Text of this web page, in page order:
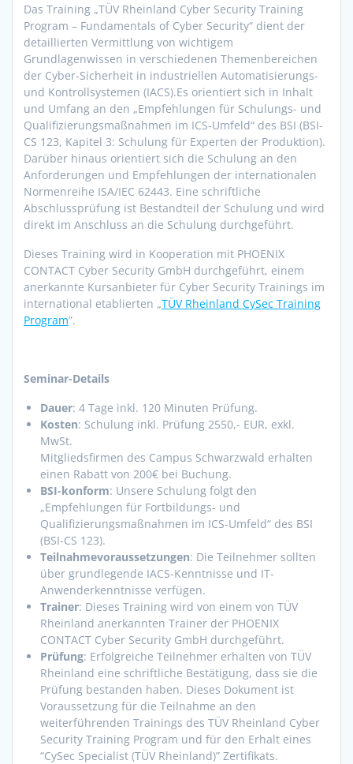
Das Training „TÜV Rheinland Cyber Security Training
Program – Fundamentals of Cyber Security“ dient der
detaillierten Vermittlung von wichtigem
Grundlagenwissen in verschiedenen Themenbereichen
der Cyber-Sicherheit in industriellen Automatisierungs-
und Kontrollsystemen (IACS).Es orientiert sich in Inhalt
und Umfang an den „Empfehlungen für Schulungs- und
Qualifizierungsmaßnahmen im ICS-Umfeld“ des BSI (BSI-
CS 123, Kapitel 3: Schulung für Experten der Produktion).
Darüber hinaus orientiert sich die Schulung an den
Anforderungen und Empfehlungen der internationalen
Normenreihe ISA/IEC 62443. Eine schriftliche
Abschlussprüfung ist Bestandteil der Schulung und wird
direkt im Anschluss an die Schulung durchgeführt.
Dieses Training wird in Kooperation mit PHOENIX
CONTACT Cyber Security GmbH durchgeführt, einem
anerkannte Kursanbieter für Cyber Security Trainings im
international etablierten „TÜV Rheinland CySec Training
Program”.
Seminar-Details
Dauer: 4 Tage inkl. 120 Minuten Prüfung.
Kosten: Schulung inkl. Prüfung 2550,- EUR, exkl.
MwSt.
Mitgliedsfirmen des Campus Schwarzwald erhalten
einen Rabatt von 200€ bei Buchung.
BSI-konform: Unsere Schulung folgt den
„Empfehlungen für Fortbildungs- und
Qualifizierungsmaßnahmen im ICS-Umfeld“ des BSI
(BSI-CS 123).
Teilnahmevoraussetzungen: Die Teilnehmer sollten
über grundlegende IACS-Kenntnisse und IT-
Anwenderkenntnisse verfügen.
Trainer: Dieses Training wird von einem von TÜV
Rheinland anerkannten Trainer der PHOENIX
CONTACT Cyber Security GmbH durchgeführt.
Prüfung: Erfolgreiche Teilnehmer erhalten von TÜV
Rheinland eine schriftliche Bestätigung, dass sie die
Prüfung bestanden haben. Dieses Dokument ist
Voraussetzung für die Teilnahme an den
weiterführenden Trainings des TÜV Rheinland Cyber
Security Training Program und für den Erhalt eines
“CySec Specialist (TÜV Rheinland)” Zertifikats.